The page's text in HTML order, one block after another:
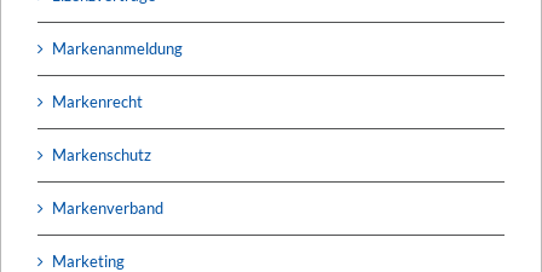
Markenanmeldung
Markenrecht
Markenschutz
Markenverband
Marketing